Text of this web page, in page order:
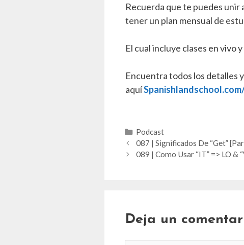
Recuerda que te puedes
tener un plan mensual de
El cual incluye clases en vivo
Encuentra todos los detalles
aquí
Categorías
Podcast
087 | Significados De “Get”
089 | Como Usar “IT” => LO &
Deja un